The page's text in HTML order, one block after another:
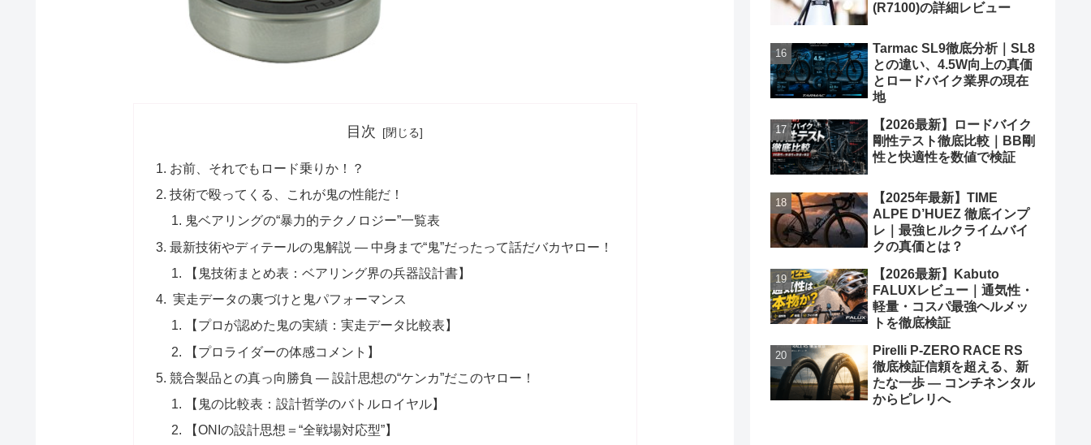
目次
お前、それでもロード乗りか！？
技術で殴ってくる、これが鬼の性能だ！
鬼ベアリングの“暴力的テクノロジー”一覧表
最新技術やディテールの鬼解説 ― 中身まで“鬼”だったって話だバカヤロー！
【鬼技術まとめ表：ベアリング界の兵器設計書】
実走データの裏づけと鬼パフォーマンス
【プロが認めた鬼の実績：実走データ比較表】
【プロライダーの体感コメント】
競合製品との真っ向勝負 ― 設計思想の“ケンカ”だこのヤロー！
【鬼の比較表：設計哲学のバトルロイヤル】
【ONIの設計思想＝“全戦場対応型”】
(R7100)の詳細レビュー
Tarmac SL9徹底分析｜SL8
との違い、4.5W向上の真価
とロードバイク業界の現在
地
【2026最新】ロードバイク
剛性テスト徹底比較｜BB剛
性と快適性を数値で検証
【2025年最新】TIME
ALPE D’HUEZ 徹底インプ
レ｜最強ヒルクライムバイ
クの真価とは？
【2026最新】Kabuto
FALUXレビュー｜通気性・
軽量・コスパ最強ヘルメッ
トを徹底検証
Pirelli P-ZERO RACE RS
徹底検証信頼を超える、新
たな一歩 ― コンチネンタル
からピレリへ